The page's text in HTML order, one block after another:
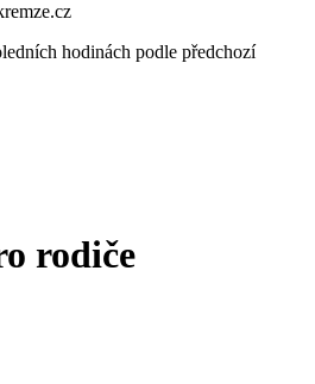
hodinách podle předchozí
rodiče